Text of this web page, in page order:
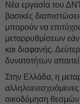
Νέα εργασία του
βασικές
μπορούν να
μεταρρυθμίσεων εάν
και διαφανής.
δυνατοτήτων
Στην Ελλάδα, η
οικοδόμηση θεσμών